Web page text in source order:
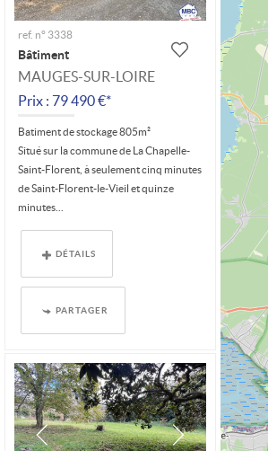
ref. n° 3338
Bâtiment
MAUGES-SUR-LOIRE
Prix : 79 490 €*
Batiment de stockage 805m²
Situé sur la commune de La Chapelle-
Saint-Florent, à seulement cinq minutes
de Saint-Florent-le-Vieil et quinze
minutes...
DÉTAILS
PARTAGER